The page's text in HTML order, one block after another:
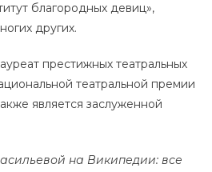
благородных девиц»,
других.
престижных театральных
театральной премии
является заслуженной
на Википедии: все